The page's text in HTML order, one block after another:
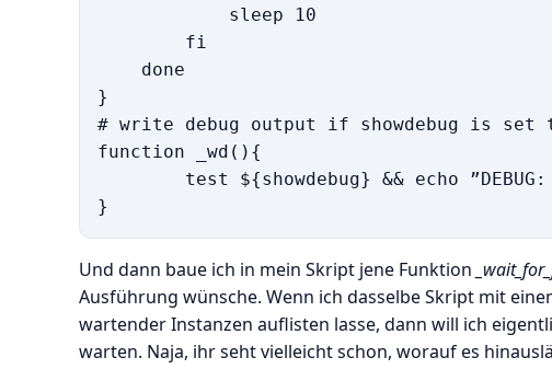
sleep 10
fi
done
}
# write debug output if showdebug is set
function _wd(){
test ${showdebug} && echo ”DEBUG:
Und dann baue ich in mein Skript jene Funktion
Ausführung wünsche. Wenn ich dasselbe Skript mit
wartender Instanzen auflisten lasse, dann will ich
warten. Naja, ihr seht vielleicht schon, worauf es